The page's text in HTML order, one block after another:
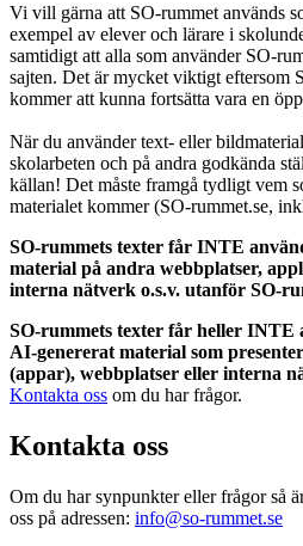
Vi vill gärna att SO-rummet används
exempel av elever och lärare i
samtidigt att alla som använder SO-
sajten. Det är mycket viktigt eftersom
kommer att kunna fortsätta vara en
När du använder text- eller
skolarbeten och på andra godkända
källan! Det måste framgå tydligt vem
materialet kommer (SO-rummet.se,
SO-rummets texter får INTE
material på andra webbplatser,
interna nätverk o.s.v. utanför SO-
SO-rummets texter får heller INTE
AI-genererat material som
(appar), webbplatser eller interna
Kontakta oss om du har frågor.
Kontakta oss
Om du har synpunkter eller frågor så
oss på adressen: info@so-rummet.se